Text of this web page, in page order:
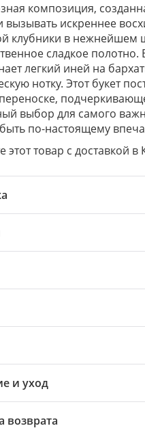
композиция,
вызывать искреннее
клубники в нежнейшем
сладкое
легкий иней на
нотку. Этот букет
выбор для самого
по-настоящему
этот товар с доставкой
и уход
возврата